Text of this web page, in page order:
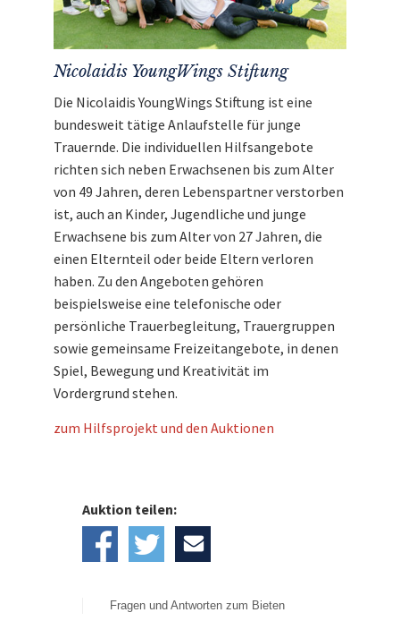
Nicolaidis YoungWings Stiftung
Die Nicolaidis YoungWings Stiftung ist eine
bundesweit tätige Anlaufstelle für junge
Trauernde. Die individuellen Hilfsangebote
richten sich neben Erwachsenen bis zum Alter
von 49 Jahren, deren Lebenspartner verstorben
ist, auch an Kinder, Jugendliche und junge
Erwachsene bis zum Alter von 27 Jahren, die
einen Elternteil oder beide Eltern verloren
haben. Zu den Angeboten gehören
beispielsweise eine telefonische oder
persönliche Trauerbegleitung, Trauergruppen
sowie gemeinsame Freizeitangebote, in denen
Spiel, Bewegung und Kreativität im
Vordergrund stehen.
zum Hilfsprojekt und den Auktionen
Auktion teilen:
Fragen und Antworten zum Bieten